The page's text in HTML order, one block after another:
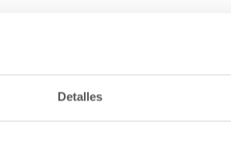
Detalles
sobre la vejiga al toser,
incontinencia de esfuerzo se
de la vejiga están
derivados del embarazo, el